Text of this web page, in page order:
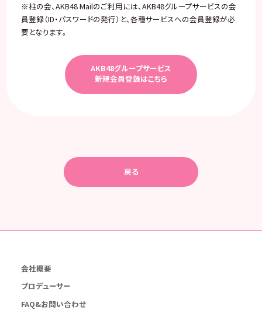
※柱の会、AKB48 Mailのご利用には、AKB48グループサービスの会
員登録（ID・パスワードの発行）と、各種サービスへの会員登録が必
要となります。
AKB48グループサービス
新規会員登録はこちら
戻る
会社概要
プロデューサー
FAQ&お問い合わせ